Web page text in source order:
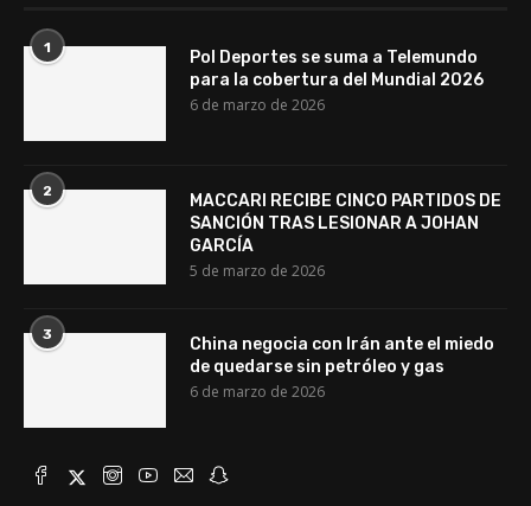
1
Pol Deportes se suma a Telemundo
para la cobertura del Mundial 2026
6 de marzo de 2026
2
MACCARI RECIBE CINCO PARTIDOS DE
SANCIÓN TRAS LESIONAR A JOHAN
GARCÍA
5 de marzo de 2026
3
China negocia con Irán ante el miedo
de quedarse sin petróleo y gas
6 de marzo de 2026